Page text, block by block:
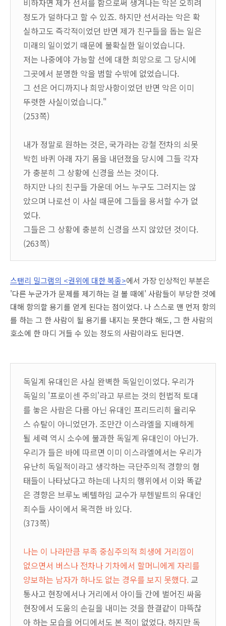
비하자면 제가 선서를 함으로써 생겨나는 악은 오히려
정도가 덜하다고 할 수 있죠. 하지만 선서라는 악은 확
실하고도 즉각적이었던 반면 제가 친구들을 돕는 일은
미래의 일이었기 때문에 불확실한 일이었습니다.
저는 나중에야 가능할 선에 대한 희망으로 그 당시에
그곳에서 분명한 악을 범할 수밖에 없었습니다.
그 선은 어디까지나 희망사항이었던 반면 악은 이미
뚜렷한 사실이었습니다."
(253쪽)
내가 정말로 원하는 것은, 국가라는 강철 전차의 쇠못
박힌 바퀴 아래 자기 몸을 내던졌을 당시에 그들 각자
가 충분히 그 상황에 신경을 쓰는 것이다.
하지만 나의 친구들 가운데 어느 누구도 그러지는 않
았으며 나로선 이 사실 때문에 그들을 용서할 수가 없
었다.
그들은 그 상황에 충분히 신경을 쓰지 않았던 것이다.
(263쪽)
스탠리 밀그램의 <권위에 대한 복종>에서 가장 인상적인 부분은
'다른 누군가가 문제를 제기하는 걸 볼 때에' 사람들이 부당한 것에
대해 항의할 용기를 얻게 된다는 점이었다. 나 스스로 맨 먼저 항의
를 하는 그 한 사람이 될 용기를 내지는 못한다 해도, 그 한 사람의
호소에 한 마디 거들 수 있는 정도의 사람이라도 된다면.
독일계 유대인은 사실 완벽한 독일인이었다. 우리가
독일의 '프로이센 주의'라고 부르는 것의 헌법적 토대
를 놓은 사람은 다름 아닌 유대인 프리드리히 율리우
스 슈탈이 아니었던가. 조만간 이스라엘을 지배하게
될 세력 역시 소수에 불과한 독일계 유대인이 아닌가.
우리가 들은 바에 따르면 이미 이스라엘에서는 우리가
유난히 독일적이라고 생각하는 극단주의적 경향의 형
태들이 나타났다고 하는데 나치의 행위에서 이와 똑같
은 경향은 브루노 베텔하임 교수가 부헨발트의 유대인
죄수들 사이에서 목격한 바 있다.
(373쪽)
나는 이 나라만큼 부족 중심주의적 희생에 거리낌이
없으면서 버스나 전차나 기차에서 할머니에게 자리를
양보하는 남자가 하나도 없는 경우를 보지 못했다.교
통사고 현장에서나 거리에서 아이들 간에 벌어진 싸움
현장에서 도움의 손길을 내미는 것을 한결같이 마뜩찮
아 하는 모습을 어디에서도 본 적이 없었다. 하지만 독